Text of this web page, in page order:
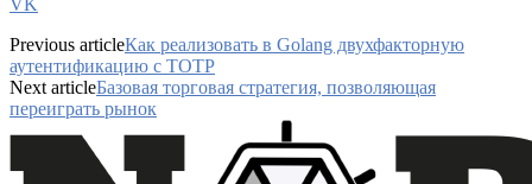
Previous articleКак реализовать в Golang двухфакторную
аутентификацию с TOTP
Next articleБазовая торговая стратегия, позволяющая
переиграть рынок